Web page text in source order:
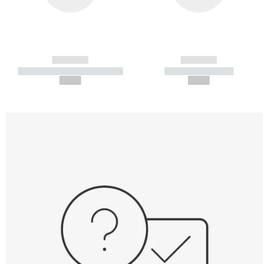
------------
----------- ----------- -----------
------------
----------- -----------